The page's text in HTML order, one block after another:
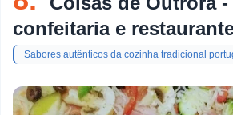
confeitaria e
Sabores autênticos da cozinha tradicional